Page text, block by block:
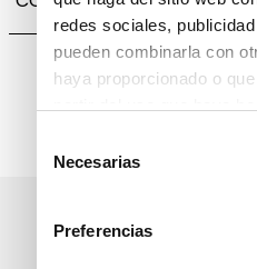
redes sociales,
pueden combinarla con
haya proporcionado o
deNecesarias
Preferencias
Suscríbete a